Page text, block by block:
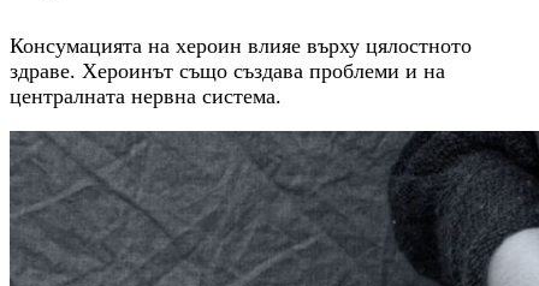
Консумацията на хероин влияе върху цялостното
здраве. Хероинът също създава проблеми и на
централната нервна система.